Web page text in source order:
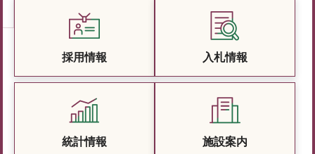
採用情報 入札情報
統計情報 施設案内